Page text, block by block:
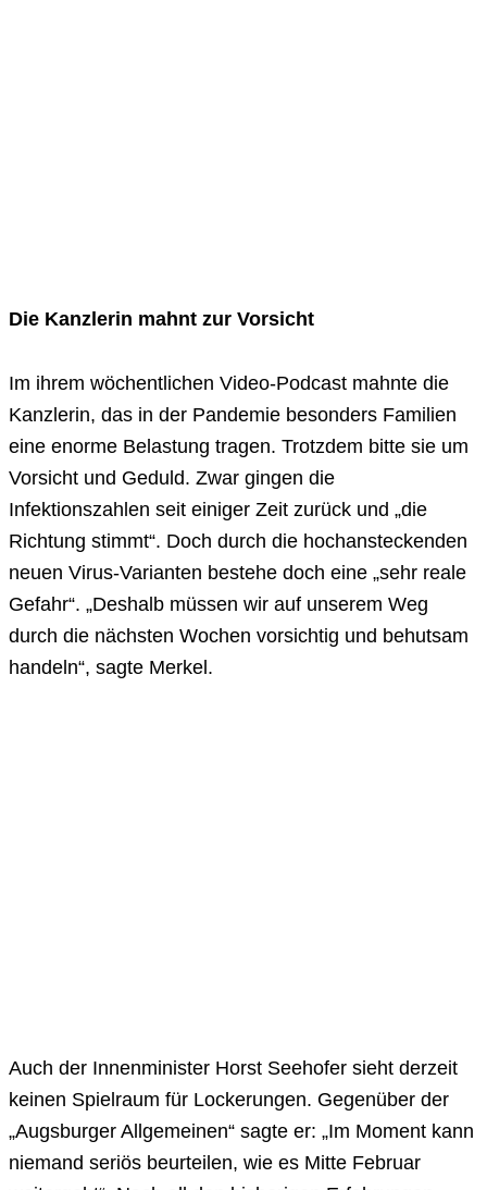
Die Kanzlerin mahnt zur Vorsicht
Im ihrem wöchentlichen Video-Podcast mahnte die
Kanzlerin, das in der Pandemie besonders Familien
eine enorme Belastung tragen. Trotzdem bitte sie um
Vorsicht und Geduld. Zwar gingen die
Infektionszahlen seit einiger Zeit zurück und „die
Richtung stimmt“. Doch durch die hochansteckenden
neuen Virus-Varianten bestehe doch eine „sehr reale
Gefahr“. „Deshalb müssen wir auf unserem Weg
durch die nächsten Wochen vorsichtig und behutsam
handeln“, sagte Merkel.
Auch der Innenminister Horst Seehofer sieht derzeit
keinen Spielraum für Lockerungen. Gegenüber der
„Augsburger Allgemeinen“ sagte er: „Im Moment kann
niemand seriös beurteilen, wie es Mitte Februar